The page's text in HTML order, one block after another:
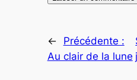
←
Précédente :
Au clair de la lune